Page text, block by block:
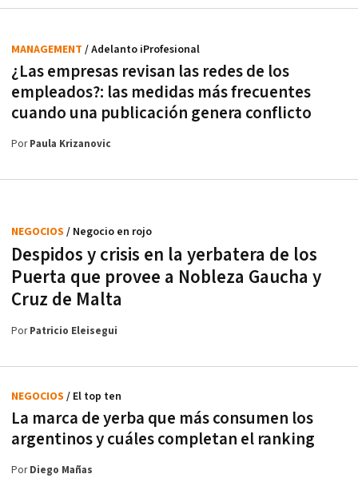
¿Las empresas revisan las redes de los
empleados?: las medidas más frecuentes
cuando una publicación genera conflicto
MANAGEMENT / Adelanto iProfesional
PorPaula Krizanovic
Despidos y crisis en la yerbatera de los
Puerta que provee a Nobleza Gaucha y
Cruz de Malta
NEGOCIOS / Negocio en rojo
PorPatricio Eleisegui
La marca de yerba que más consumen los
argentinos y cuáles completan el ranking
NEGOCIOS / El top ten
PorDiego Mañas